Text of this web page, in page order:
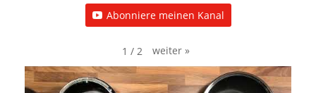
Abonniere meinen Kanal
1 / 2 weiter »